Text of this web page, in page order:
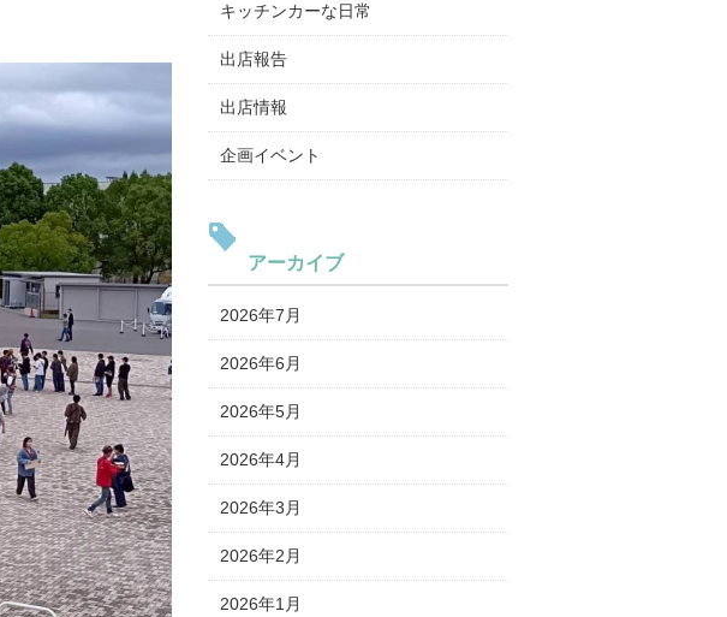
キッチンカーな日常
出店報告
出店情報
企画イベント
アーカイブ
2026年7月
2026年6月
2026年5月
2026年4月
2026年3月
2026年2月
2026年1月